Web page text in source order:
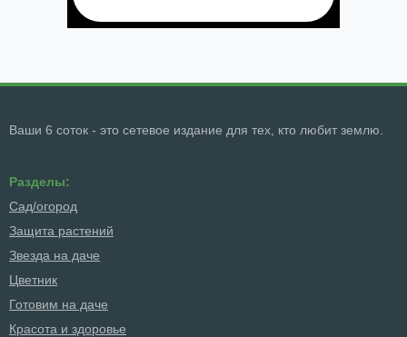
Ваши 6 соток - это сетевое издание для тех, кто любит землю.
Разделы:
Сад/огород
Защита растений
Звезда на даче
Цветник
Готовим на даче
Красота и здоровье